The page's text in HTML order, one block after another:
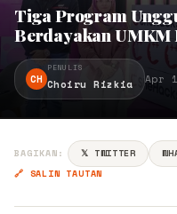
Tiga Program
Berdayakan UMKM
CH
PENULIS
Choiru Rizkia Apr
BAGIKAN: 𝕏 TWITTER
🔗 SALIN TAUTAN